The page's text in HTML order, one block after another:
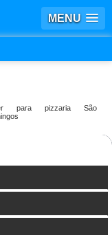
MENU
para pizzaria São